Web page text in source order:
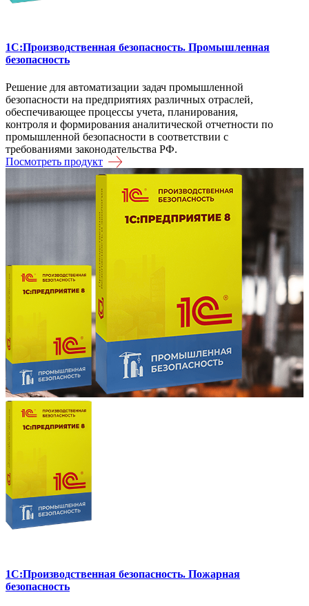
1C:Производственная безопасность. Промышленная
безопасность
Решение для автоматизации задач промышленной
безопасности на предприятиях различных отраслей,
обеспечивающее процессы учета, планирования,
контроля и формирования аналитической отчетности по
промышленной безопасности в соответствии с
требованиями законодательства РФ.
Посмотреть продукт
1C:Производственная безопасность. Пожарная
безопасность